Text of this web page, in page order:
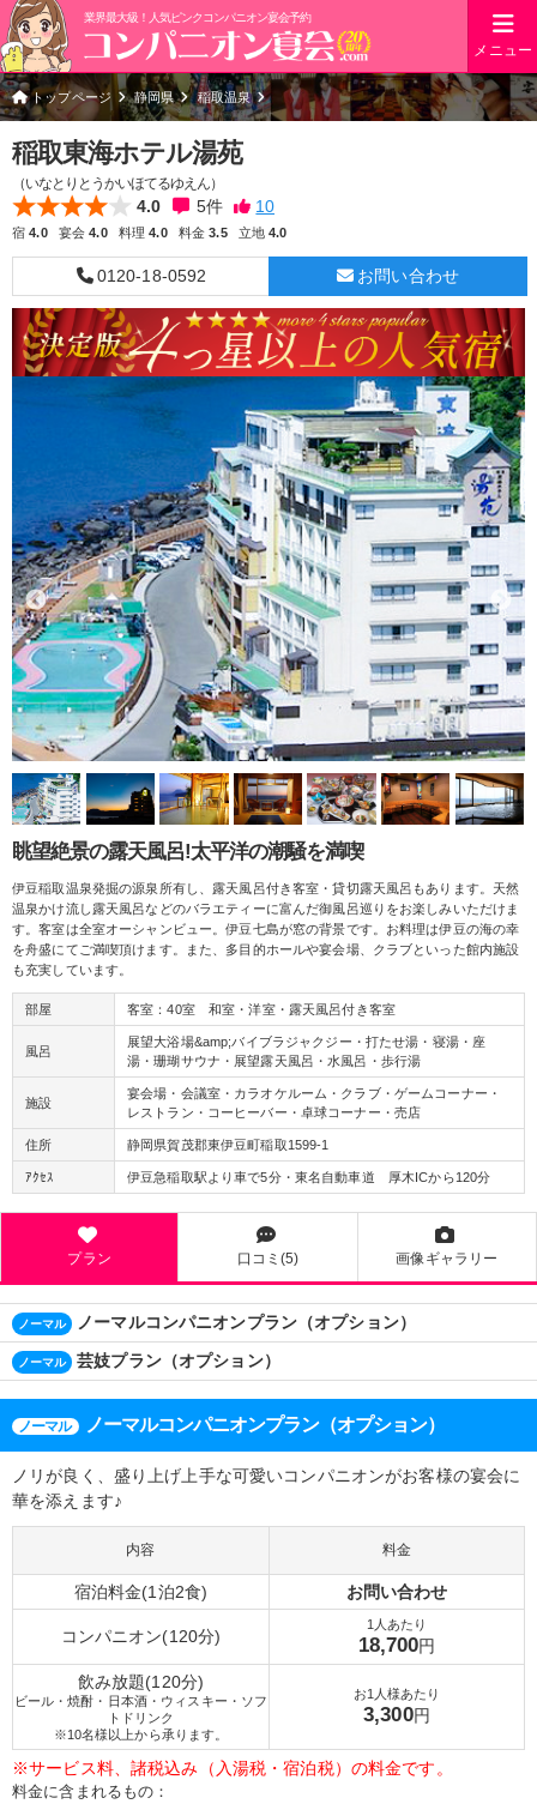
業界最大級！人気ピンクコンパニオン宴会予約
メニュー
トップページ 静岡県 稲取温泉
稲取東海ホテル湯苑
（いなとりとうかいほてるゆえん）
4.0 5件
宿4.0 宴会4.0 料理4.0 料金3.5 立地4.0
0120-18-0592 お問い合わせ
眺望絶景の露天風呂!太平洋の潮騒を満喫
伊豆稲取温泉発掘の源泉所有し、露天風呂付き客室・貸切露天風呂もあります。天然
温泉かけ流し露天風呂などのバラエティーに富んだ御風呂巡りをお楽しみいただけま
す。客室は全室オーシャンビュー。伊豆七島が窓の背景です。お料理は伊豆の海の幸
を舟盛にてご満喫頂けます。また、多目的ホールや宴会場、クラブといった館内施設
も充実しています。
部屋 客室：40室 和室・洋室・露天風呂付き客室
風呂
展望大浴場&amp;バイブラジャクジー・打たせ湯・寝湯・座
湯・珊瑚サウナ・展望露天風呂・水風呂・歩行湯
施設
宴会場・会議室・カラオケルーム・クラブ・ゲームコーナー・
レストラン・コーヒーバー・卓球コーナー・売店
住所 静岡県賀茂郡東伊豆町稲取1599-1
ｱｸｾｽ 伊豆急稲取駅より車で5分・東名自動車道 厚木ICから120分
プラン 口コミ(5) 画像ギャラリー
ノーマル ノーマルコンパニオンプラン（オプション）
ノーマル 芸妓プラン（オプション）
ノーマル ノーマルコンパニオンプラン（オプション）
ノリが良く、盛り上げ上手な可愛いコンパニオンがお客様の宴会に
華を添えます♪
内容 料金
宿泊料金(1泊2食) お問い合わせ
コンパニオン(120分)
1人あたり
18,700円
飲み放題(120分)
ビール・焼酎・日本酒・ウィスキー・ソフ
トドリンク
※10名様以上から承ります。
お1人様あたり
3,300円
※サービス料、諸税込み（入湯税・宿泊税）の料金です。
料金に含まれるもの：